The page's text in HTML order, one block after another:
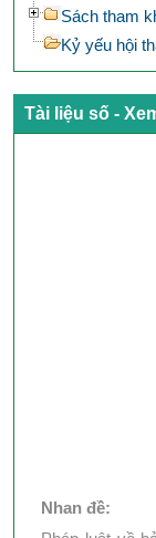
Sách tham
Kỷ yếu hội
Tài liệu số -
Nhan đề: